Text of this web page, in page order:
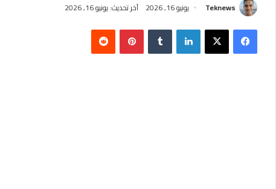
Teknews يونيو 16, 2026 آخر تحديث: يونيو 16, 2026
فيسبوك لينكدإن بينتيريست